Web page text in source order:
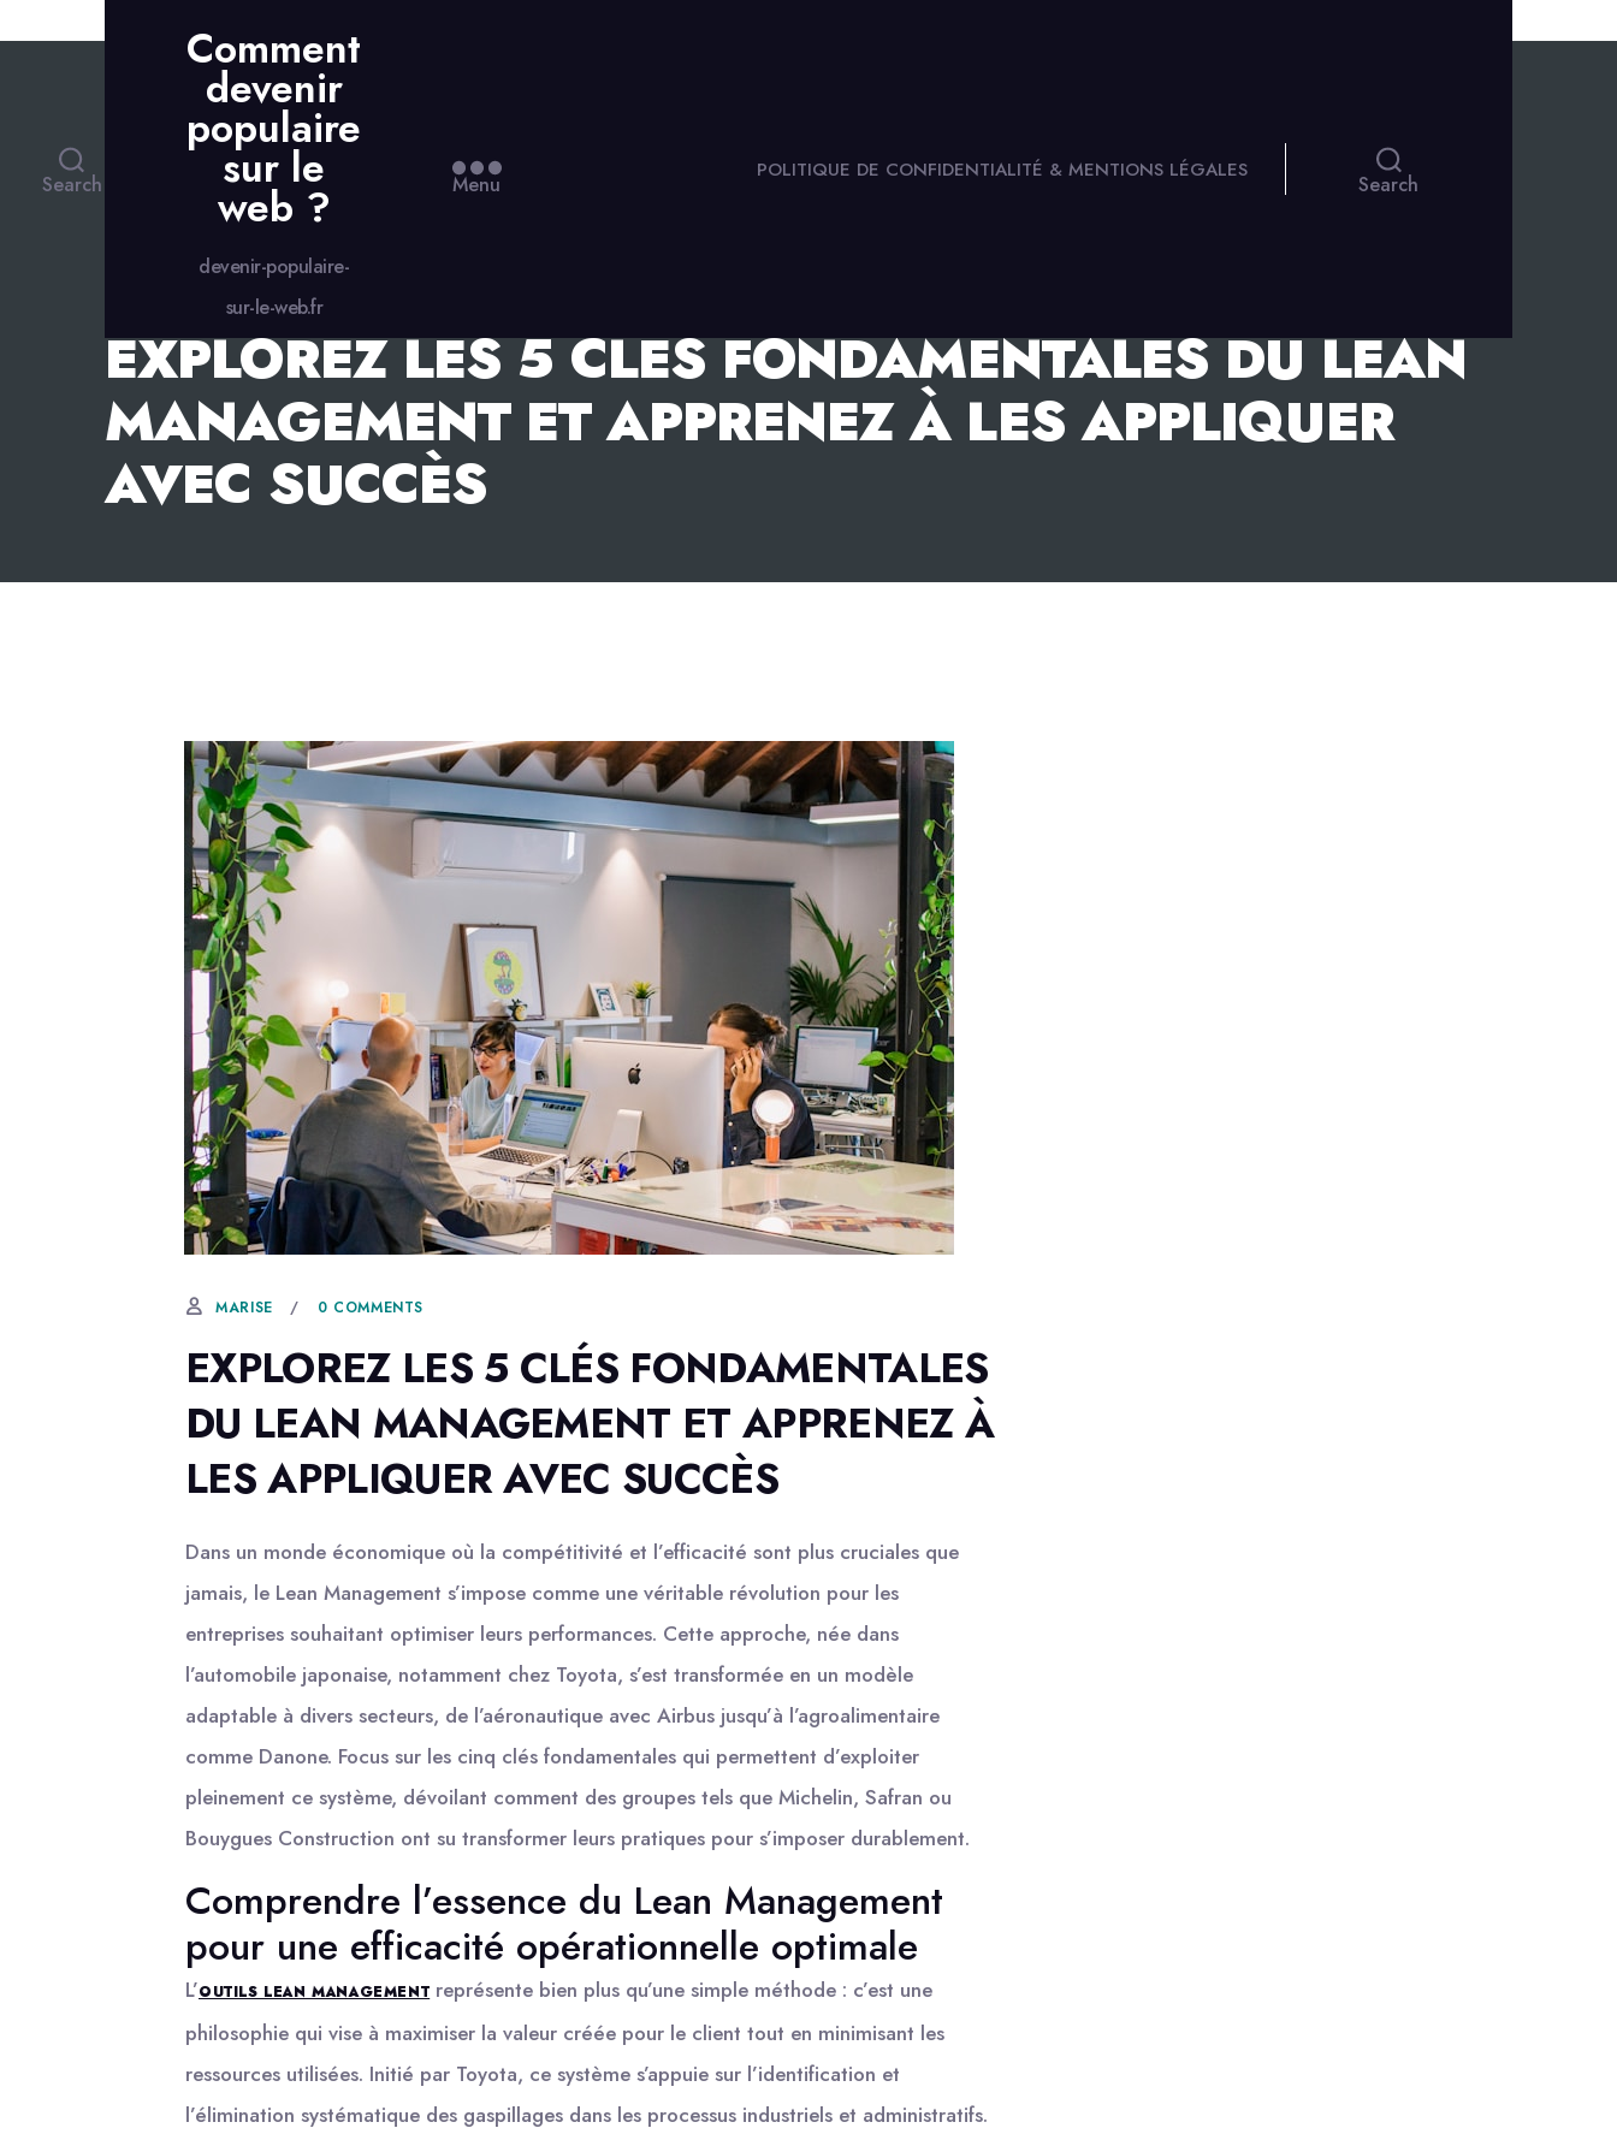
Search
Comment
devenir
populaire
sur le
web ?
devenir-populaire-
sur-le-web.fr
Menu
POLITIQUE DE CONFIDENTIALITÉ & MENTIONS LÉGALES
Search
EXPLOREZ LES 5 CLÉS FONDAMENTALES DU LEAN
MANAGEMENT ET APPRENEZ À LES APPLIQUER
AVEC SUCCÈS
5 NOVEMBRE, 2025
MARISE 0 COMMENTS
EXPLOREZ LES 5 CLÉS FONDAMENTALES
DU LEAN MANAGEMENT ET APPRENEZ À
LES APPLIQUER AVEC SUCCÈS
Dans un monde économique où la compétitivité et l’efficacité sont plus cruciales que
jamais, le Lean Management s’impose comme une véritable révolution pour les
entreprises souhaitant optimiser leurs performances. Cette approche, née dans
l’automobile japonaise, notamment chez Toyota, s’est transformée en un modèle
adaptable à divers secteurs, de l’aéronautique avec Airbus jusqu’à l’agroalimentaire
comme Danone. Focus sur les cinq clés fondamentales qui permettent d’exploiter
pleinement ce système, dévoilant comment des groupes tels que Michelin, Safran ou
Bouygues Construction ont su transformer leurs pratiques pour s’imposer durablement.
Comprendre l’essence du Lean Management
pour une efficacité opérationnelle optimale
L’OUTILS LEAN MANAGEMENT représente bien plus qu’une simple méthode : c’est une
philosophie qui vise à maximiser la valeur créée pour le client tout en minimisant les
ressources utilisées. Initié par Toyota, ce système s’appuie sur l’identification et
l’élimination systématique des gaspillages dans les processus industriels et administratifs.